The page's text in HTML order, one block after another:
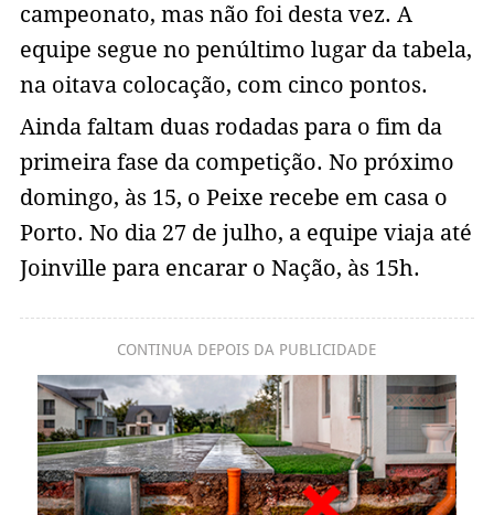
campeonato, mas não foi desta vez. A
equipe segue no penúltimo lugar da tabela,
na oitava colocação, com cinco pontos.
Ainda faltam duas rodadas para o fim da
primeira fase da competição. No próximo
domingo, às 15, o Peixe recebe em casa o
Porto. No dia 27 de julho, a equipe viaja até
Joinville para encarar o Nação, às 15h.
CONTINUA DEPOIS DA PUBLICIDADE